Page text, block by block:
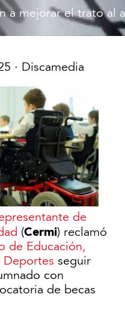
a mejorar el trato
· Discamedia
de
(Cermi) reclamó
de Educación,
Deportes seguir
con
de becas